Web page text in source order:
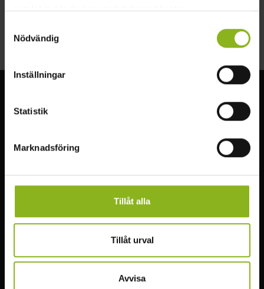
samlat in när du har använt deras tjänster.
Nödvändig
Inställningar
Statistik
Marknadsföring
Tillåt alla
Tillåt urval
Avvisa
Fulltofta 4138
Visit MittSkåne
bokskogen, besök slott, fiska, simma eller paddla i sjöarna.
Läs mer
HITTA I MITTSKÅNE
Natur & Äventyr
MER VISIT MITTSKÅNE
Infopoints
Bra att veta
Ta dig runt